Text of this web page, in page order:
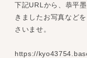
下記URLから、恭平
きましたお写真など
さいませ。
https://